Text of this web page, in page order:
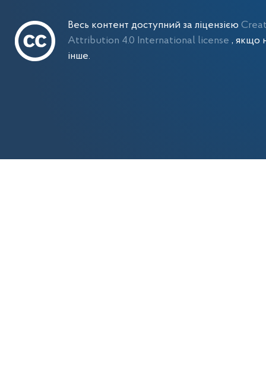
Весь контент доступний за ліцензією
Attribution 4.0 International license, якщо
інше.